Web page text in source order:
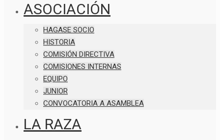
ASOCIACIÓN
HAGASE SOCIO
HISTORIA
COMISIÓN DIRECTIVA
COMISIONES INTERNAS
EQUIPO
JUNIOR
CONVOCATORIA A ASAMBLEA
LA RAZA